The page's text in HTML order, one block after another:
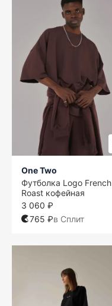
One Two
Футболка Logo French
Roast кофейная
3 060 ₽
765 ₽в Сплит